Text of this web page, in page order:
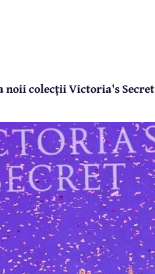
noii colecții Victoria's Secret